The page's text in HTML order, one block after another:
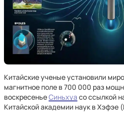
Китайские ученые установили
магнитное поле в 700 000 раз
воскресеньеСиньхуа со ссылкой
Китайской академии наук в Хэфэе